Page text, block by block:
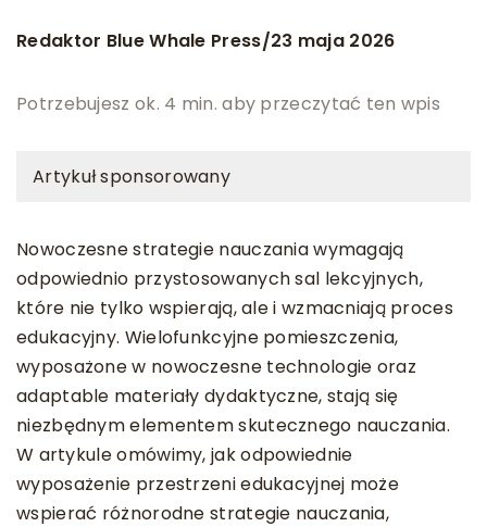
Redaktor Blue Whale Press/23 maja 2026
Potrzebujesz ok. 4 min. aby przeczytać ten wpis
Artykuł sponsorowany
Nowoczesne strategie nauczania wymagają
odpowiednio przystosowanych sal lekcyjnych,
które nie tylko wspierają, ale i wzmacniają proces
edukacyjny. Wielofunkcyjne pomieszczenia,
wyposażone w nowoczesne technologie oraz
adaptable materiały dydaktyczne, stają się
niezbędnym elementem skutecznego nauczania.
W artykule omówimy, jak odpowiednie
wyposażenie przestrzeni edukacyjnej może
wspierać różnorodne strategie nauczania,